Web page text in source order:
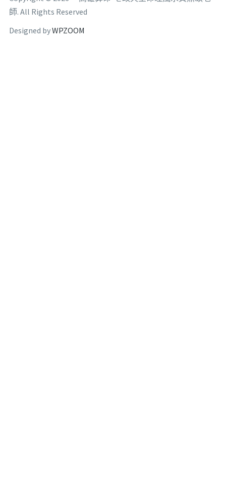
師. All Rights Reserved
Designed byWPZOOM